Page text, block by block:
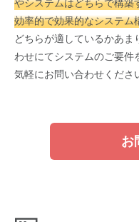
やシステムはどちらで構築
効率的で効果的なシステム
どちらが適しているかあ
わせにてシステムのご要件
気軽にお問い合わせくださ
お